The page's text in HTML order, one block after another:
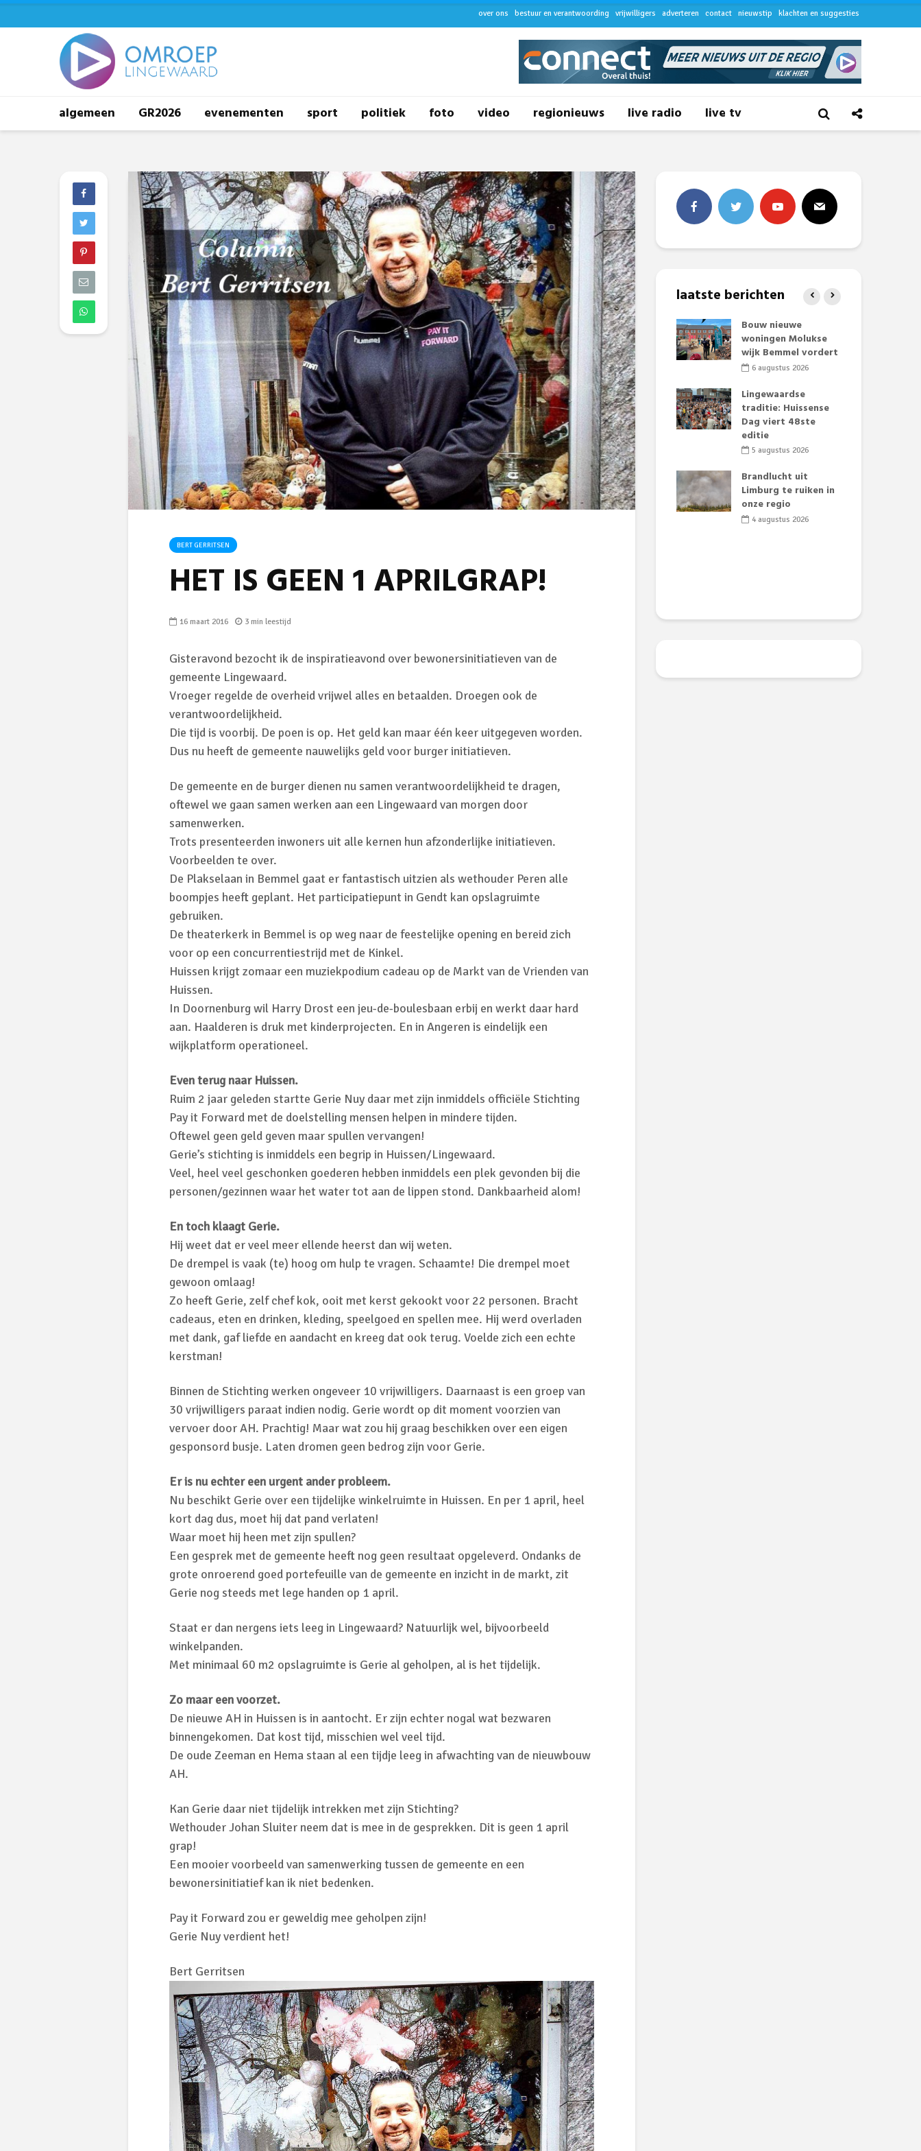
over ons bestuur en verantwoording vrijwilligers adverteren contact nieuwstip klachten en suggesties
algemeen GR2026 evenementen sport politiek foto video regionieuws live radio live tv
BERT GERRITSEN
HET IS GEEN 1 APRILGRAP!
16 maart 2016 3 min leestijd
Gisteravond bezocht ik de inspiratieavond over bewonersinitiatieven van de
gemeente Lingewaard.
Vroeger regelde de overheid vrijwel alles en betaalden. Droegen ook de
verantwoordelijkheid.
Die tijd is voorbij. De poen is op. Het geld kan maar één keer uitgegeven worden.
Dus nu heeft de gemeente nauwelijks geld voor burger initiatieven.
De gemeente en de burger dienen nu samen verantwoordelijkheid te dragen,
oftewel we gaan samen werken aan een Lingewaard van morgen door
samenwerken.
Trots presenteerden inwoners uit alle kernen hun afzonderlijke initiatieven.
Voorbeelden te over.
De Plakselaan in Bemmel gaat er fantastisch uitzien als wethouder Peren alle
boompjes heeft geplant. Het participatiepunt in Gendt kan opslagruimte
gebruiken.
De theaterkerk in Bemmel is op weg naar de feestelijke opening en bereid zich
voor op een concurrentiestrijd met de Kinkel.
Huissen krijgt zomaar een muziekpodium cadeau op de Markt van de Vrienden van
Huissen.
In Doornenburg wil Harry Drost een jeu-de-boulesbaan erbij en werkt daar hard
aan. Haalderen is druk met kinderprojecten. En in Angeren is eindelijk een
wijkplatform operationeel.
Even terug naar Huissen.
Ruim 2 jaar geleden startte Gerie Nuy daar met zijn inmiddels officiële Stichting
Pay it Forward met de doelstelling mensen helpen in mindere tijden.
Oftewel geen geld geven maar spullen vervangen!
Gerie’s stichting is inmiddels een begrip in Huissen/Lingewaard.
Veel, heel veel geschonken goederen hebben inmiddels een plek gevonden bij die
personen/gezinnen waar het water tot aan de lippen stond. Dankbaarheid alom!
En toch klaagt Gerie.
Hij weet dat er veel meer ellende heerst dan wij weten.
De drempel is vaak (te) hoog om hulp te vragen. Schaamte! Die drempel moet
gewoon omlaag!
Zo heeft Gerie, zelf chef kok, ooit met kerst gekookt voor 22 personen. Bracht
cadeaus, eten en drinken, kleding, speelgoed en spellen mee. Hij werd overladen
met dank, gaf liefde en aandacht en kreeg dat ook terug. Voelde zich een echte
kerstman!
Binnen de Stichting werken ongeveer 10 vrijwilligers. Daarnaast is een groep van
30 vrijwilligers paraat indien nodig. Gerie wordt op dit moment voorzien van
vervoer door AH. Prachtig! Maar wat zou hij graag beschikken over een eigen
gesponsord busje. Laten dromen geen bedrog zijn voor Gerie.
Er is nu echter een urgent ander probleem.
Nu beschikt Gerie over een tijdelijke winkelruimte in Huissen. En per 1 april, heel
kort dag dus, moet hij dat pand verlaten!
Waar moet hij heen met zijn spullen?
Een gesprek met de gemeente heeft nog geen resultaat opgeleverd. Ondanks de
grote onroerend goed portefeuille van de gemeente en inzicht in de markt, zit
Gerie nog steeds met lege handen op 1 april.
Staat er dan nergens iets leeg in Lingewaard? Natuurlijk wel, bijvoorbeeld
winkelpanden.
Met minimaal 60 m2 opslagruimte is Gerie al geholpen, al is het tijdelijk.
Zo maar een voorzet.
De nieuwe AH in Huissen is in aantocht. Er zijn echter nogal wat bezwaren
binnengekomen. Dat kost tijd, misschien wel veel tijd.
De oude Zeeman en Hema staan al een tijdje leeg in afwachting van de nieuwbouw
AH.
Kan Gerie daar niet tijdelijk intrekken met zijn Stichting?
Wethouder Johan Sluiter neem dat is mee in de gesprekken. Dit is geen 1 april
grap!
Een mooier voorbeeld van samenwerking tussen de gemeente en een
bewonersinitiatief kan ik niet bedenken.
Pay it Forward zou er geweldig mee geholpen zijn!
Gerie Nuy verdient het!
Bert Gerritsen
laatste berichten
Omgeving Deken
Doctor Mulderstraat
Bemmel wordt
éénrichtingsverkeer
30 juli 2026
Buurt klaar voor
noodsituaties:
gemeente deelt
subsidies uit
29 juli 2026
Stormbaan zorgt
voor zomerse pret.
Ontmoet Huubke:
Het nieuwe gezicht
van onze events!
28 juli 2026
Komkommertijd op
Angerse basisschool:
‘Eerste groenten
geoogst’
28 juli 2026
Gevaarlijk gif in
Huissense visvijvers:
‘Raak geen dode
Bouw nieuwe
woningen Molukse
wijk Bemmel vordert
6 augustus 2026
Lingewaardse
traditie: Huissense
Dag viert 48ste
editie
5 augustus 2026
Brandlucht uit
Limburg te ruiken in
onze regio
4 augustus 2026